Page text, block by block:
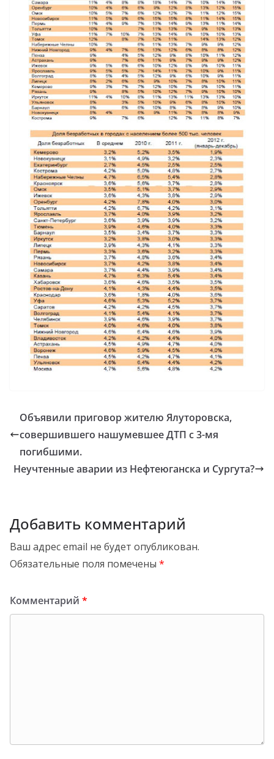
Объявили приговор жителю Ялуторовска,
совершившего нашумевшее ДТП с 3-мя
погибшими.
Неучтенные аварии из Нефтеюганска и Сургута?
Добавить комментарий
Ваш адрес email не будет опубликован.
Обязательные поля помечены *
Комментарий *